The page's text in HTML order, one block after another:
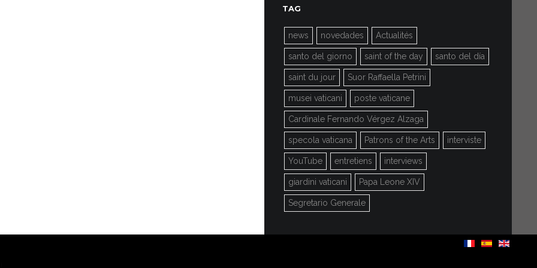
TAG
news novedades Actualités
santo del giorno saint of the day santo del día
saint du jour Suor Raffaella Petrini
musei vaticani poste vaticane
Cardinale Fernando Vérgez Alzaga
specola vaticana Patrons of the Arts interviste
YouTube entretiens interviews
giardini vaticani Papa Leone XIV
Segretario Generale